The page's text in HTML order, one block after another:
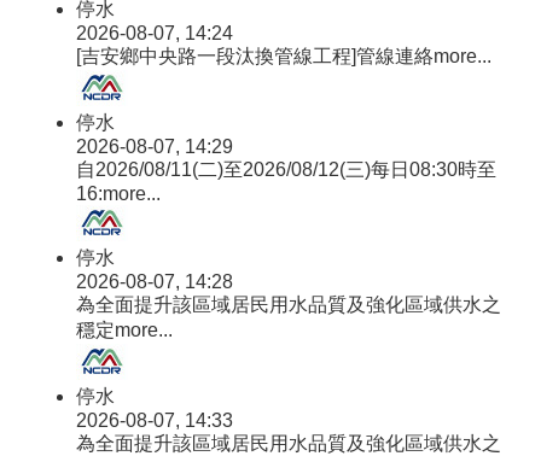
停水
2026-08-07, 14:24
[吉安鄉中央路一段汰換管線工程]管線連絡more...
停水
2026-08-07, 14:29
自2026/08/11(二)至2026/08/12(三)每日08:30時至
16:more...
停水
2026-08-07, 14:28
為全面提升該區域居民用水品質及強化區域供水之
穩定more...
停水
2026-08-07, 14:33
為全面提升該區域居民用水品質及強化區域供水之